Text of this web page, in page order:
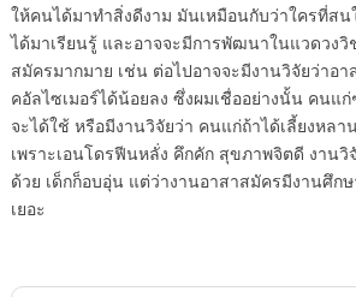
ให้คนได้มาทำสิ่งดีงาม มันเหมือนกับว่าใครที่สน
ได้มาเรียนรู้ และอาจจะมีการพัฒนาในแวดวงวิ
สมัครมากมาย เช่น ต่อไปอาจจะมีงานวิจัยว่าอ
คอัลไซเมอร์ได้น้อยลง ซึ่งผมเชื่ออย่างนั้น คนแ
จะได้ใช้ หรือมีงานวิจัยว่า คนแก่ถ้าได้เลี้ยงหลา
เพราะเอนโดรฟีนหลั่ง คึกคัก สุขภาพจิตดี งานวิ
ด้วย เด็กก็อบอุ่น แต่ว่างานอาสาสมัครมีงานศึก
เยอะ